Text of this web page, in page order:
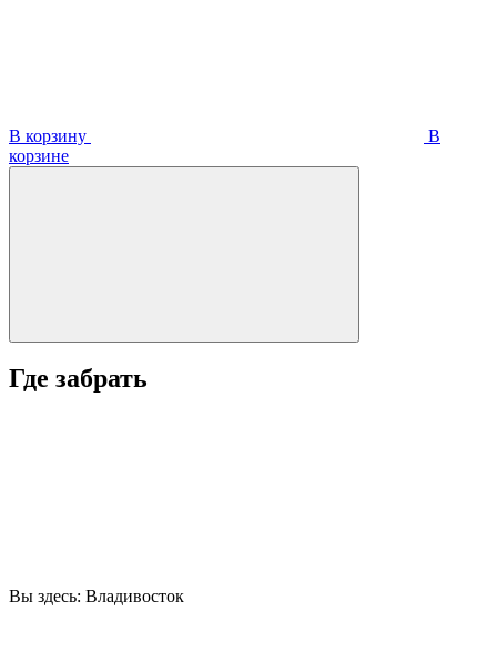
В корзину
В
корзинe
Где забрать
Вы здесь: Владивосток